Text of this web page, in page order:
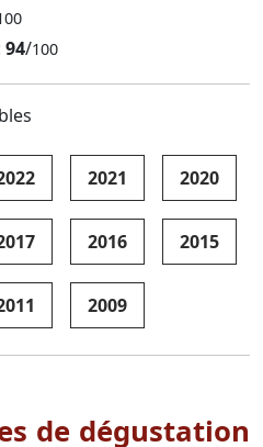
94/100
2021 2020
2016 2015
2009
de dégustation